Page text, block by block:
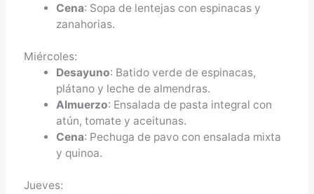
Cena: Sopa de lentejas con espinacas y
zanahorias.
Miércoles:
Desayuno: Batido verde de espinacas,
plátano y leche de almendras.
Almuerzo: Ensalada de pasta integral con
atún, tomate y aceitunas.
Cena: Pechuga de pavo con ensalada mixta
y quinoa.
Jueves: